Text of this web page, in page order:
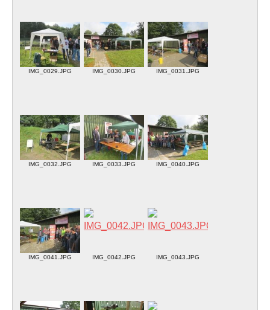
IMG_0029.JPG IMG_0030.JPG IMG_0031.JPG
IMG_0032.JPG IMG_0033.JPG IMG_0040.JPG
IMG_0041.JPG IMG_0042.JPG IMG_0043.JPG